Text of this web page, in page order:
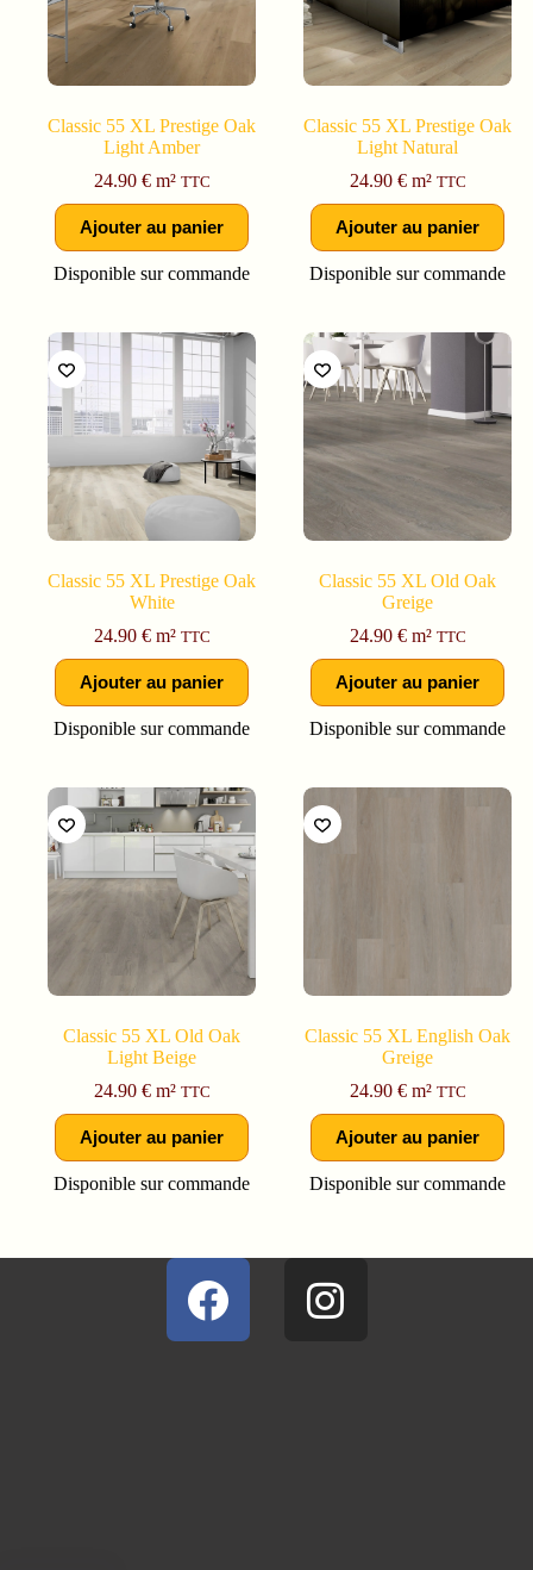
Classic 55 XL Prestige Oak
Light Amber
24.90 €m² TTC
Ajouter au panier
Disponible sur commande
Classic 55 XL Prestige Oak
Light Natural
24.90 €m² TTC
Ajouter au panier
Disponible sur commande
Classic 55 XL Prestige Oak
White
24.90 €m² TTC
Ajouter au panier
Disponible sur commande
Classic 55 XL Old Oak
Greige
24.90 €m² TTC
Ajouter au panier
Disponible sur commande
Classic 55 XL Old Oak
Light Beige
24.90 €m² TTC
Ajouter au panier
Disponible sur commande
Classic 55 XL English Oak
Greige
24.90 €m² TTC
Ajouter au panier
Disponible sur commande